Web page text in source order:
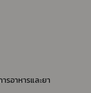
รอาหารและยา